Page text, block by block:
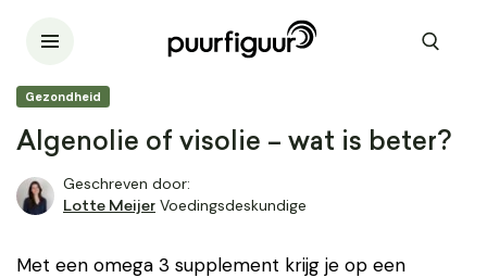
Gezondheid
Algenolie of visolie – wat is beter?
Geschreven door:
Lotte Meijer Voedingsdeskundige
Met een omega 3 supplement krijg je op een